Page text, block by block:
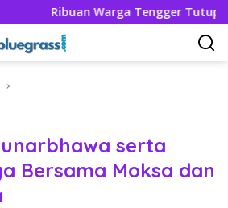
Warga Tengger Tutup
serta
Bersama Moksa dan